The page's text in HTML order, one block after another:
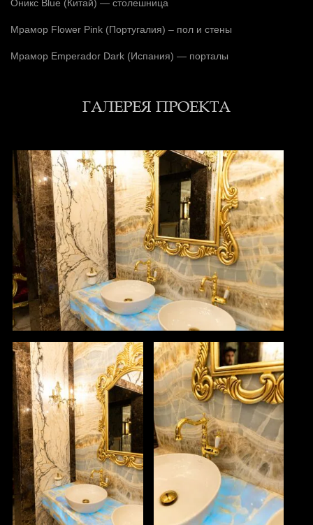
Оникс Blue (Китай) — столешница
Мрамор Flower Pink (Португалия) – пол и стены
Мрамор Emperador Dark (Испания) — порталы
ГАЛЕРЕЯ ПРОЕКТА